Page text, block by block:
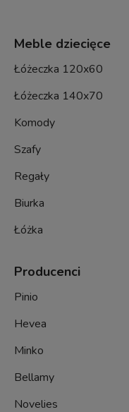
Meble dziecięce
Łóżeczka 120x60
Łóżeczka 140x70
Komody
Szafy
Regały
Biurka
Łóżka
Producenci
Pinio
Hevea
Minko
Bellamy
Novelies